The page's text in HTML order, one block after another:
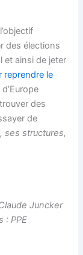
des élections
et ainsi de jeter
reprendre le
des
de
ses structures,
Juncker
: PPE